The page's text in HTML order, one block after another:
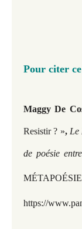
Pour citer
Maggy De
Resistir ? », Le
de poésie
https://